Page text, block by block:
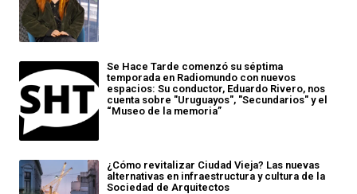
Se Hace Tarde comenzó su séptima
temporada en Radiomundo con nuevos
espacios: Su conductor, Eduardo Rivero, nos
cuenta sobre "Uruguayos", "Secundarios" y el
“Museo de la memoria”
¿Cómo revitalizar Ciudad Vieja? Las nuevas
alternativas en infraestructura y cultura de la
Sociedad de Arquitectos